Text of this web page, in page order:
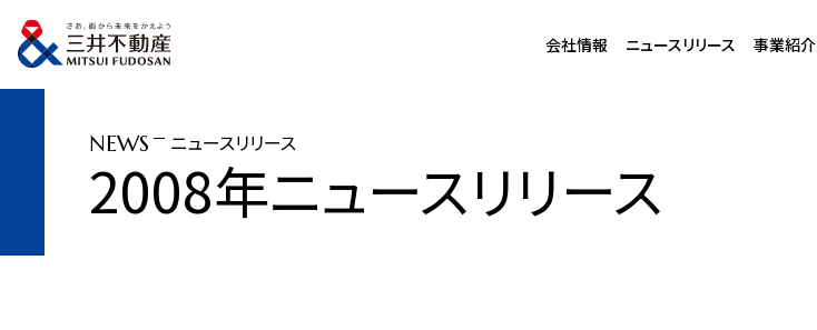
会社情報 ニュースリリース 事業紹介
トップページ ニュースリリース
NEWS ニュースリリース
2008年ニュースリリース